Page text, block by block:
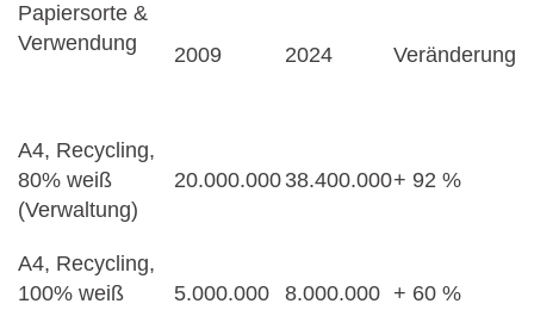
Papiersorte &
Verwendung
2009 2024 Veränderung
A4, Recycling,
80% weiß
(Verwaltung)
20.000.000 38.400.000+ 92 %
A4, Recycling,
100% weiß
5.000.000 8.000.000 + 60 %